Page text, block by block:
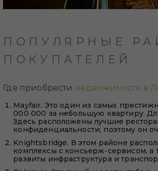
ПОПУЛЯРНЫЕ
ПОКУПАТЕЛЕЙ
Где приобрести недвижимость в
Mayfair. Это один из самых
000 000 за небольшую квартиру.
Здесь расположены лучшие
конфиденциальности, поэтому он
Knightsbridge. В этом районе
комплексы с консьерж-сервисом,
развиты инфраструктура и